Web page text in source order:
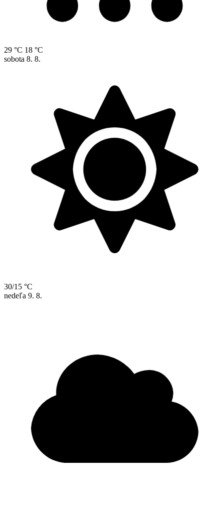
29 °C 18 °C
sobota 8. 8.
30/15 °C
nedeľa 9. 8.